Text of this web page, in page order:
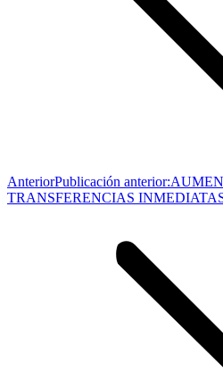
AnteriorPublicación anterior:
TRANSFERENCIAS